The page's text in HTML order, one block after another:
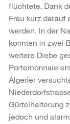
flüchtete. Dank
Frau kurz darauf
werden. In der
konnten in zwei
weitere Diebe
Portemonnaie
Algerier
Gürtelhalterung
jedoch und